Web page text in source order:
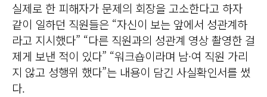
실제로 한 피해자가 문제의 회장을 고소한다고 하자
같이 일하던 직원들은 “자신이 보는 앞에서 성관계하
라고 지시했다” “다른 직원과의 성관계 영상 촬영한 걸
제게 보낸 적이 있다” “워크숍이라며 남·여 직원 가리
지 않고 성행위 했다”는 내용이 담긴 사실확인서를 썼
다.